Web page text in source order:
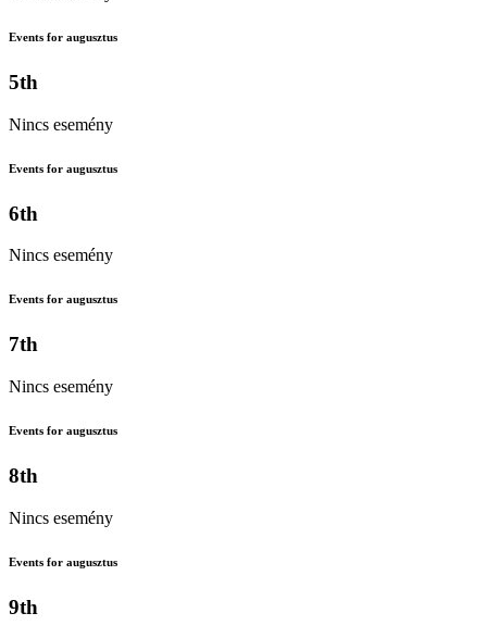
Events for augusztus
5th
Nincs esemény
Events for augusztus
6th
Nincs esemény
Events for augusztus
7th
Nincs esemény
Events for augusztus
8th
Nincs esemény
Events for augusztus
9th